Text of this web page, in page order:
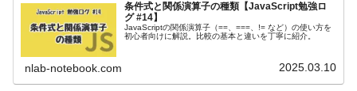
条件式と関係演算子の種類【JavaScript勉強ロ
グ #14】
JavaScriptの関係演算子（==、===、!= など）の使い方を
初心者向けに解説。比較の基本と違いを丁寧に紹介。
nlab-notebook.com 2025.03.10